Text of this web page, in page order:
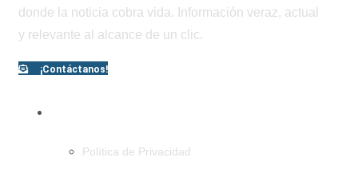
donde la noticia cobra vida. Información veraz, actual
y relevante al alcance de un clic.
¡Contáctanos!
Política de Privacidad